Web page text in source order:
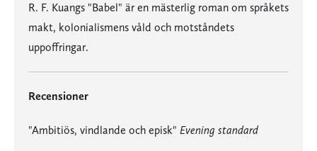
R. F. Kuangs "Babel" är en mästerlig roman om språkets
makt, kolonialismens våld och motståndets
uppoffringar.
Recensioner
"Ambitiös, vindlande och episk" Evening standard